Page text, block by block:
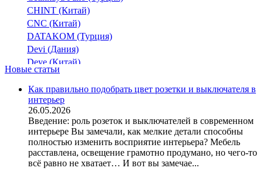
CHINT (Китай)
CNC (Китай)
DATAKOM (Турция)
Devi (Дания)
Deye (Китай)
DigiTop (Украина)
DKC (Украина)
Dyness (Китай)
E.NEXT (Украина)
EAE Electric
Eastron (Китай)
Eaton (США)
ElectrO (Украина)
Новые статьи
Как правильно подобрать цвет розетки и выключателя в
интерьер
26.05.2026
Введение: роль розеток и выключателей в современном
интерьере Вы замечали, как мелкие детали способны
полностью изменить восприятие интерьера? Мебель
расставлена, освещение грамотно продумано, но чего-то
всё равно не хватает… И вот вы замечае...